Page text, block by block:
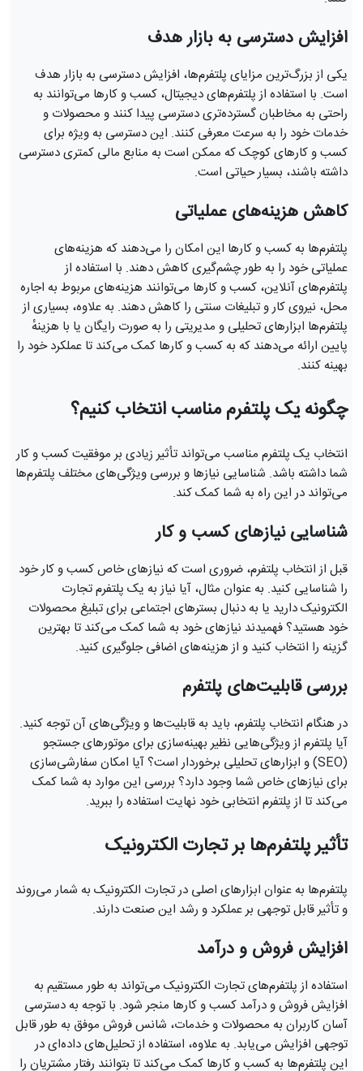
افزایش دسترسی به بازار هدف
یکی از بزرگ‌ترین مزایای پلتفرم‌ها، افزایش دسترسی به بازار هدف
است. با استفاده از پلتفرم‌های دیجیتال، کسب و کارها می‌توانند به
راحتی به مخاطبان گسترده‌تری دسترسی پیدا کنند و محصولات و
خدمات خود را به سرعت معرفی کنند. این دسترسی به ویژه برای
کسب و کارهای کوچک که ممکن است به منابع مالی کمتری دسترسی
داشته باشند، بسیار حیاتی است.
کاهش هزینه‌های عملیاتی
پلتفرم‌ها به کسب و کارها این امکان را می‌دهند که هزینه‌های
عملیاتی خود را به طور چشم‌گیری کاهش دهند. با استفاده از
پلتفرم‌های آنلاین، کسب و کارها می‌توانند هزینه‌های مربوط به اجاره
محل، نیروی کار و تبلیغات سنتی را کاهش دهند. به علاوه، بسیاری از
پلتفرم‌ها ابزارهای تحلیلی و مدیریتی را به صورت رایگان یا با هزینهٔ
پایین ارائه می‌دهند که به کسب و کارها کمک می‌کند تا عملکرد خود را
بهینه کنند.
چگونه یک پلتفرم مناسب انتخاب کنیم؟
انتخاب یک پلتفرم مناسب می‌تواند تأثیر زیادی بر موفقیت کسب و کار
شما داشته باشد. شناسایی نیازها و بررسی ویژگی‌های مختلف پلتفرم‌ها
می‌تواند در این راه به شما کمک کند.
شناسایی نیازهای کسب و کار
قبل از انتخاب پلتفرم، ضروری است که نیازهای خاص کسب و کار خود
را شناسایی کنید. به عنوان مثال، آیا نیاز به یک پلتفرم تجارت
الکترونیک دارید یا به دنبال بسترهای اجتماعی برای تبلیغ محصولات
خود هستید؟ فهمیدند نیازهای خود به شما کمک می‌کند تا بهترین
گزینه را انتخاب کنید و از هزینه‌های اضافی جلوگیری کنید.
بررسی قابلیت‌های پلتفرم
در هنگام انتخاب پلتفرم، باید به قابلیت‌ها و ویژگی‌های آن توجه کنید.
آیا پلتفرم از ویژگی‌هایی نظیر بهینه‌سازی برای موتورهای جستجو
(SEO) و ابزارهای تحلیلی برخوردار است؟ آیا امکان سفارشی‌سازی
برای نیازهای خاص شما وجود دارد؟ بررسی این موارد به شما کمک
می‌کند تا از پلتفرم انتخابی خود نهایت استفاده را ببرید.
تأثیر پلتفرم‌ها بر تجارت الکترونیک
پلتفرم‌ها به عنوان ابزارهای اصلی در تجارت الکترونیک به شمار می‌روند
و تأثیر قابل توجهی بر عملکرد و رشد این صنعت دارند.
افزایش فروش و درآمد
استفاده از پلتفرم‌های تجارت الکترونیک می‌تواند به طور مستقیم به
افزایش فروش و درآمد کسب و کارها منجر شود. با توجه به دسترسی
آسان کاربران به محصولات و خدمات، شانس فروش موفق به طور قابل
توجهی افزایش می‌یابد. به علاوه، استفاده از تحلیل‌های داده‌ای در
این پلتفرم‌ها به کسب و کارها کمک می‌کند تا بتوانند رفتار مشتریان را